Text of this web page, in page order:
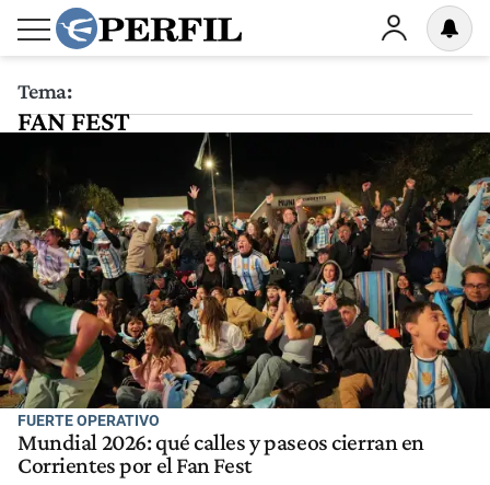
Tema:
FAN FEST
FUERTE OPERATIVO
Mundial 2026: qué calles y paseos cierran en
Corrientes por el Fan Fest